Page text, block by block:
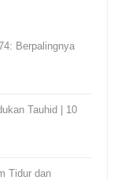
Berpalingnya
Tauhid | 10